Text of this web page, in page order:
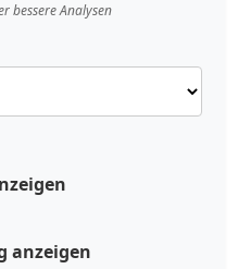
bessere Analysen
anzeigen